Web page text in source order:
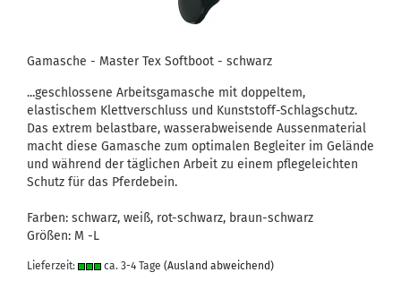
Gamasche - Master Tex Softboot - schwarz
...geschlossene Arbeitsgamasche mit doppeltem,
elastischem Klettverschluss und Kunststoff-Schlagschutz.
Das extrem belastbare, wasserabweisende Aussenmaterial
macht diese Gamasche zum optimalen Begleiter im Gelände
und während der täglichen Arbeit zu einem pflegeleichten
Schutz für das Pferdebein.
Farben: schwarz, weiß, rot-schwarz, braun-schwarz
Größen: M -L
Lieferzeit: ca. 3-4 Tage (Ausland abweichend)